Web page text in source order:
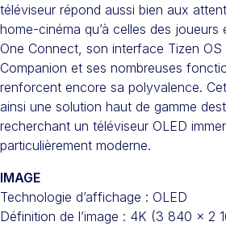
téléviseur répond aussi bien aux
home-cinéma qu’à celles des
One Connect, son interface Tizen OS
Companion et ses nombreuses
renforcent encore sa polyvalence.
ainsi une solution haut de gamme
recherchant un téléviseur OLED
particulièrement moderne.
IMAGE
Technologie d’affichage : OLED
Définition de l’image : 4K (3 840 x 2